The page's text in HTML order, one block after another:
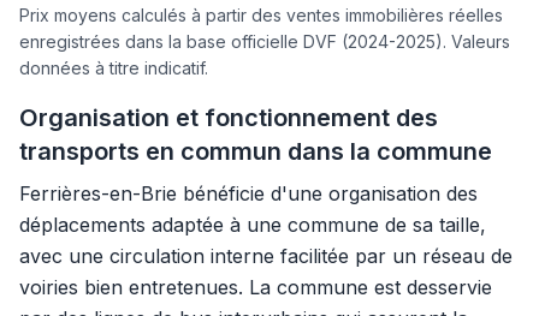
Prix moyens calculés à partir des ventes immobilières réelles
enregistrées dans la base officielle DVF (2024-2025). Valeurs
données à titre indicatif.
Organisation et fonctionnement des
transports en commun dans la commune
Ferrières-en-Brie bénéficie d'une organisation des
déplacements adaptée à une commune de sa taille,
avec une circulation interne facilitée par un réseau de
voiries bien entretenues. La commune est desservie